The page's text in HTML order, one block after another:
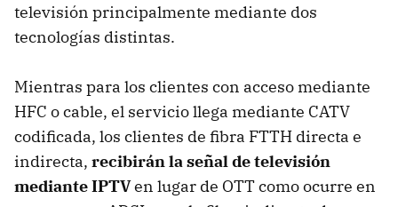
televisión principalmente mediante dos
tecnologías distintas.
Mientras para los clientes con acceso mediante
HFC o cable, el servicio llega mediante CATV
codificada, los clientes de fibra FTTH directa e
indirecta, recibirán la señal de televisión
mediante IPTVen lugar de OTT como ocurre en